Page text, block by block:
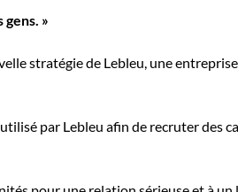
»
stratégie de Lebleu, une
par Lebleu afin de recruter des